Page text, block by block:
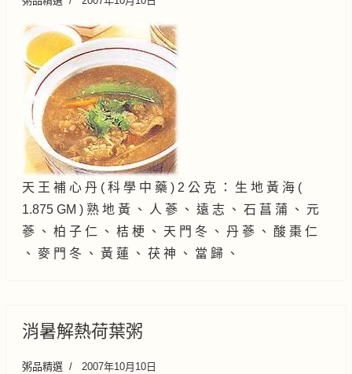
天 王 補 心 丹 ( 科 學 中 藥 ) 2 公 克 ： 生 地 黃 海 (
1.875 GM ) 熟 地 黃 、 人 蔘 、 遠 志 、 石 菖 蒲 、 元
蔘 、 柏 子 仁 、 桔 梗 、 天 門 冬 、 丹 蔘 、 酸 棗 仁
、 麥 門 冬 、 黃 蓮 、 茯 神 、 當 歸 、
消暑解熱荷葉粥
粥品精選 2007年10月10日